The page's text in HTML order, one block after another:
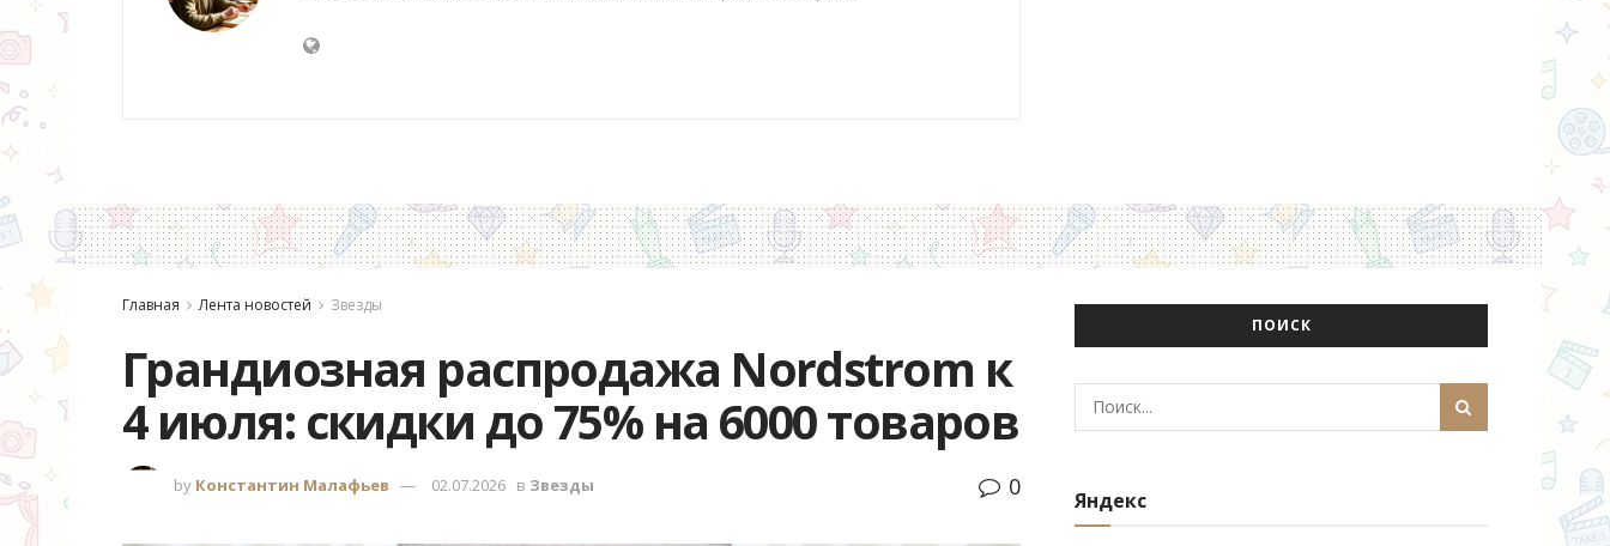
Главная Лента новостей Звезды
Грандиозная распродажа Nordstrom к
4 июля: скидки до 75% на 6000 товаров
by Константин Малафьев 02.07.2026 в Звезды 0
ПОИСК
Яндекс